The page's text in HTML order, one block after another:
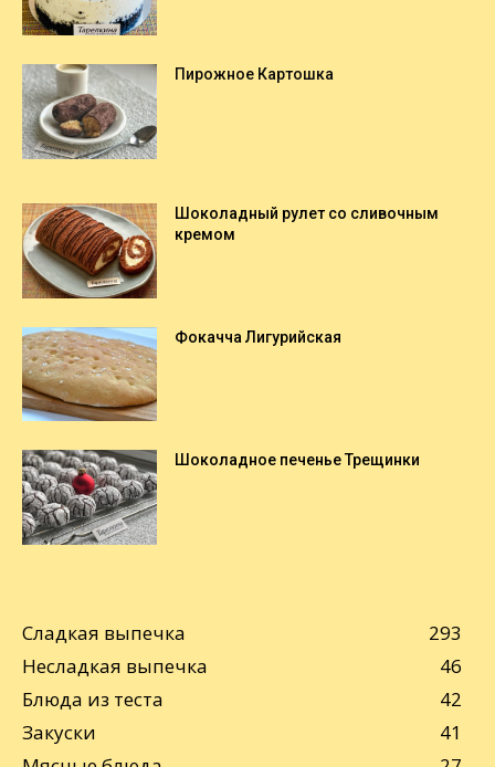
Пирожное Картошка
Шоколадный рулет со сливочным
кремом
Фокачча Лигурийская
Шоколадное печенье Трещинки
Сладкая выпечка
293
Несладкая выпечка
46
Блюда из теста
42
Закуски
41